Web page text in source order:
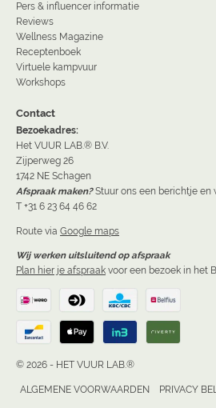
Pers & influencer informatie
Reviews
Wellness Magazine
Receptenboek
Virtuele kampvuur
Workshops
Contact
Bezoekadres:
Het VUUR LAB.® B.V.
Zijperweg 26
1742 NE Schagen
Afspraak maken? Stuur ons een berichtje en
T +31 6 23 64 46 62
Route via Google maps
Wij werken uitsluitend op afspraak
Plan hier je afspraak voor een bezoek in het
© 2026 - HET VUUR LAB.®
ALGEMENE VOORWAARDEN PRIVACY